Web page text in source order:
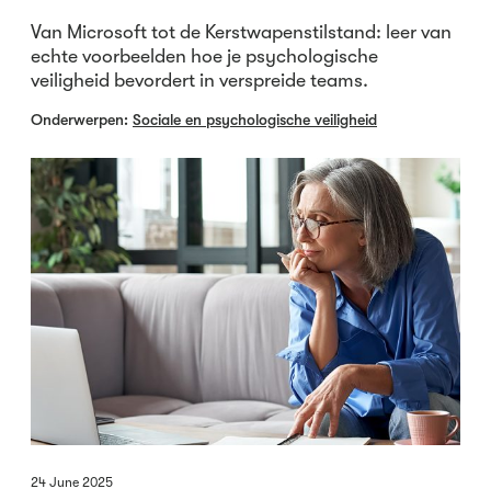
Van Microsoft tot de Kerstwapenstilstand: leer van
echte voorbeelden hoe je psychologische
veiligheid bevordert in verspreide teams.
Onderwerpen: Sociale en psychologische veiligheid
24 June 2025